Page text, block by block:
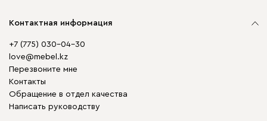
Контактная информация
+7 (775) 030-04-30
love@mebel.kz
Перезвоните мне
Контакты
Обращение в отдел качества
Написать руководству